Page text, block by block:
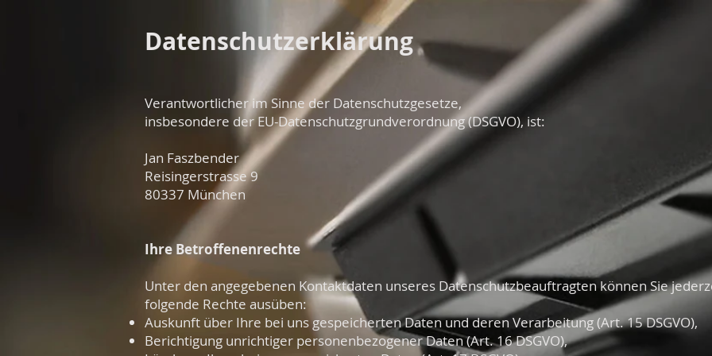
Datenschutzerklärung
Verantwortlicher im Sinne der Datenschutzgesetze,
insbesondere der EU-Datenschutzgrundverordnung (DSGVO), ist:
Jan Faszbender
Reisingerstrasse 9
80337 München
Ihre Betroffenenrechte
Unter den angegebenen Kontaktdaten unseres Datenschutzbeauftragten können Sie
folgende Rechte ausüben:
Auskunft über Ihre bei uns gespeicherten Daten und deren Verarbeitung (Art. 15 DSGVO),
Berichtigung unrichtiger personenbezogener Daten (Art. 16 DSGVO),